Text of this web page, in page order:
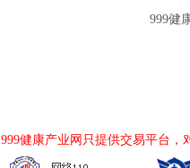
999健
999健康产业网 只提供交易平台，